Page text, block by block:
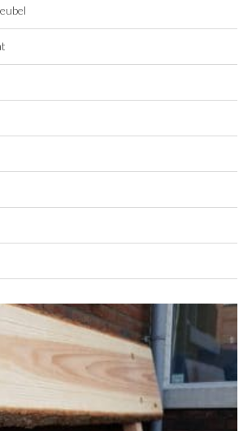
Maatwerk aanvragen
Levering en Retour
Contact